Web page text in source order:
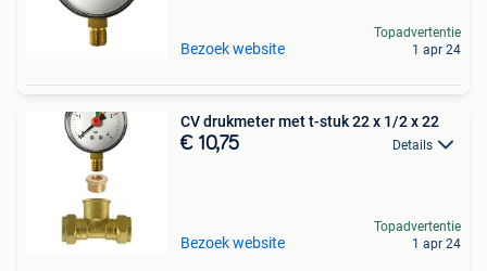
Bezoek website
Topadvertentie
1 apr 24
CV drukmeter met t-stuk 22 x 1/2 x 22
€ 10,75 Details
Bezoek website
Topadvertentie
1 apr 24